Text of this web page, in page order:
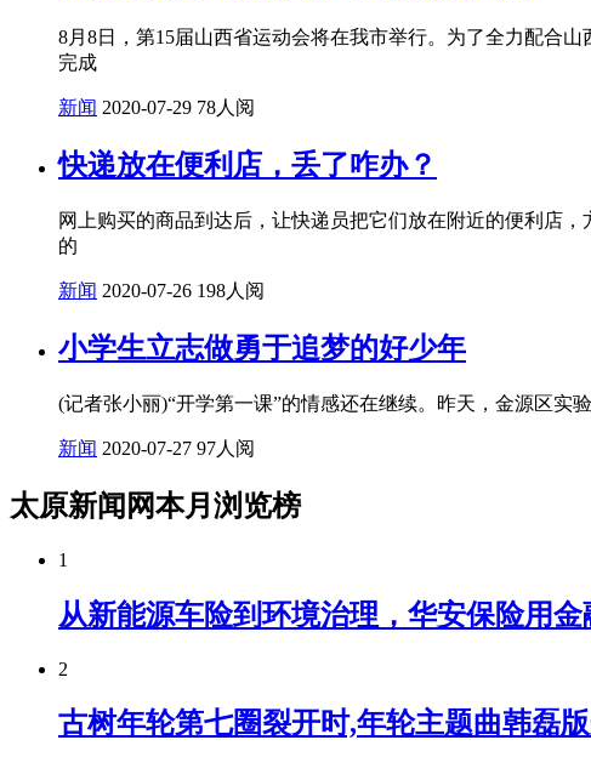
8月8日，第15届山西省运动会将在我市举行。为了全力配合
完成
新闻 2020-07-29 78人阅
快递放在便利店，丢了咋办？
网上购买的商品到达后，让快递员把它们放在附近的便利店
的
新闻 2020-07-26 198人阅
小学生立志做勇于追梦的好少年
(记者张小丽)“开学第一课”的情感还在继续。昨天，金源区实
新闻 2020-07-27 97人阅
太原新闻网本月浏览榜
1
从新能源车险到环境治理，华安保险用
2
古树年轮第七圈裂开时,年轮主题曲韩磊